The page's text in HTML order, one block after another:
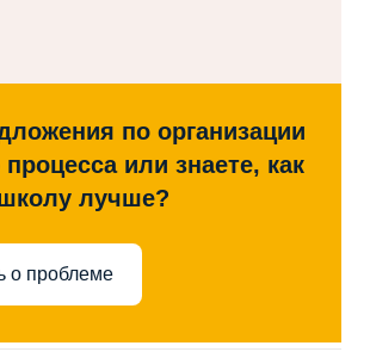
по организации
процесса или знаете, как
лучше?
о проблеме